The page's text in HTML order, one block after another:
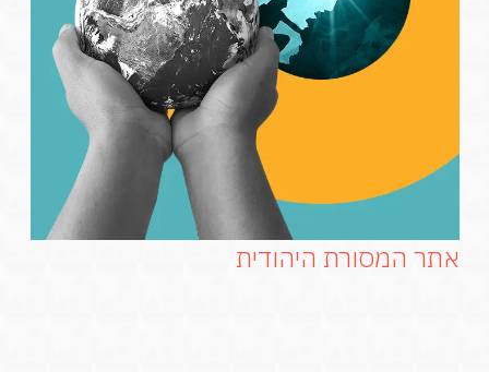
אתר המסורת היהודית